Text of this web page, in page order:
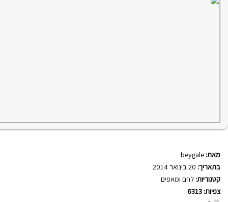
מאת: beygale
בתאריך:
קטגוריות: לחם ומאפים
צפיות: 6313